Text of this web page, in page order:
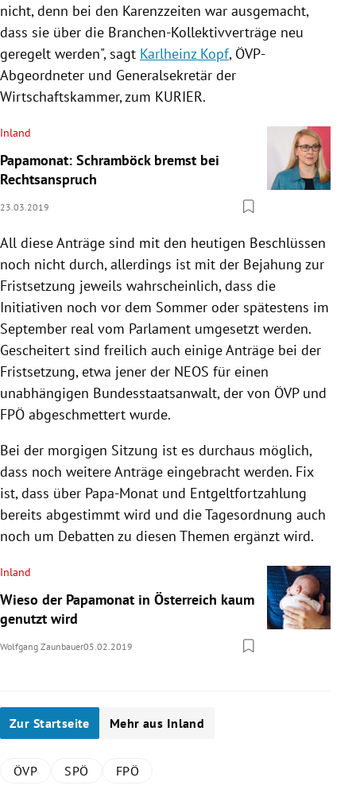
nicht, denn bei den Karenzzeiten war ausgemacht,
dass sie über die Branchen-Kollektivverträge neu
geregelt werden", sagt Karlheinz Kopf, ÖVP-
Abgeordneter und Generalsekretär der
Wirtschaftskammer, zum KURIER.
Inland
Papamonat: Schramböck bremst bei
Rechtsanspruch
23.03.2019
All diese Anträge sind mit den heutigen Beschlüssen
noch nicht durch, allerdings ist mit der Bejahung zur
Fristsetzung jeweils wahrscheinlich, dass die
Initiativen noch vor dem Sommer oder spätestens im
September real vom Parlament umgesetzt werden.
Gescheitert sind freilich auch einige Anträge bei der
Fristsetzung, etwa jener der NEOS für einen
unabhängigen Bundesstaatsanwalt, der von ÖVPund
FPÖ abgeschmettert wurde.
Bei der morgigen Sitzung ist es durchaus möglich,
dass noch weitere Anträge eingebracht werden. Fix
ist, dass über Papa-Monat und Entgeltfortzahlung
bereits abgestimmt wird und die Tagesordnung auch
noch um Debatten zu diesen Themen ergänzt wird.
Inland
Wieso der Papamonat in Österreich kaum
genutzt wird
Wolfgang Zaunbauer05.02.2019
Zur Startseite Mehr aus Inland
ÖVP SPÖ FPÖ